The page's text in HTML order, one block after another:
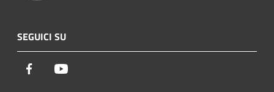
SEGUICI SU
Facebook